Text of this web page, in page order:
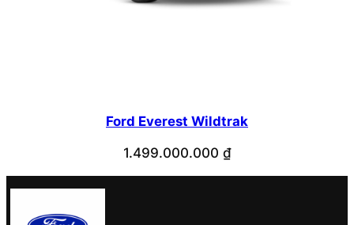
Ford Everest Wildtrak
1.499.000.000 ₫